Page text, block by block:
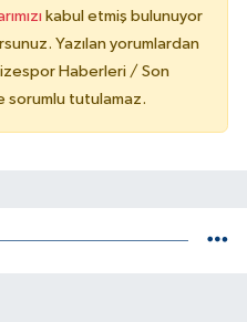
kabul etmiş bulunuyor
Yazılan yorumlardan
Haberleri / Son
sorumlu tutulamaz.